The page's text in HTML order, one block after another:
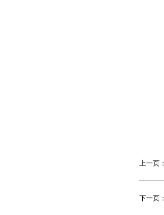
上一页：
下一页：